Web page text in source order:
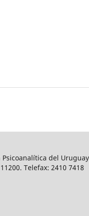
Psicoanalítica del Uruguay
Telefax: 2410 7418